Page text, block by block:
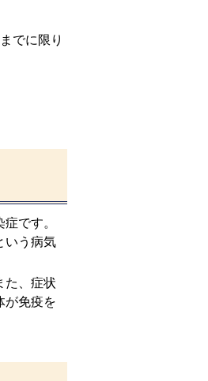
でに限り
です。
いう病気
た、症状
が免疫を